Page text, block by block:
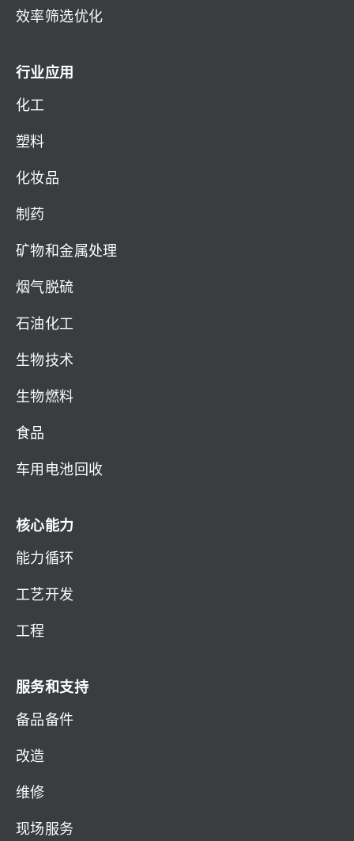
效率筛选优化
行业应用
化工
塑料
化妆品
制药
矿物和金属处理
烟气脱硫
石油化工
生物技术
生物燃料
食品
车用电池回收
核心能力
能力循环
工艺开发
工程
服务和支持
备品备件
改造
维修
现场服务